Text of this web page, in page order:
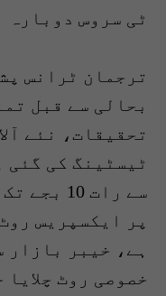
ٹی سروس دوبارہ
ترجمان ٹرانس
بحالی سے قبل
تحقیقات، نئے
سے رات
پر ایکسپریس
ہے، خیبر بازار
خصوصی روٹ چلایا